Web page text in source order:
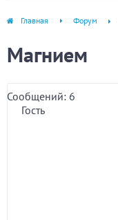
Главная Форум
Магнием
Сообщений: 6
Гость